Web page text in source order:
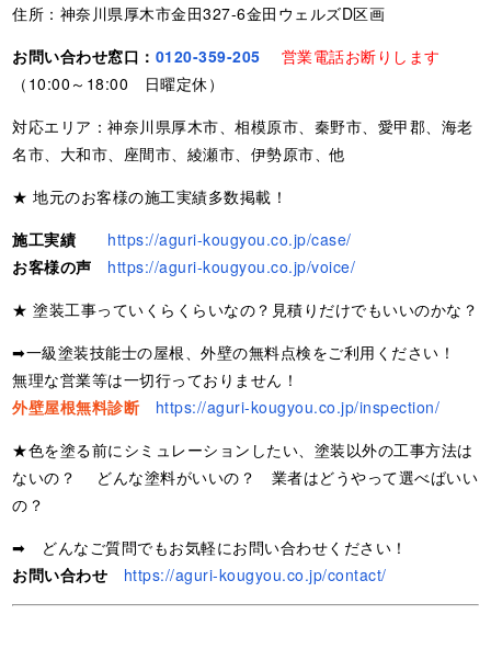
住所：神奈川県厚木市金田327-6金田ウェルズD区画
お問い合わせ窓口： 0120-359-205
営業電話お断りします
（10:00～18:00 日曜定休）
対応エリア：神奈川県厚木市、相模原市、秦野市、愛甲郡、海老
名市、大和市、座間市、綾瀬市、伊勢原市、他
★ 地元のお客様の施工実績多数掲載！
施工実績
https://aguri-kougyou.co.jp/case/
お客様の声
https://aguri-kougyou.co.jp/voice/
★ 塗装工事っていくらくらいなの？見積りだけでもいいのかな？
➡一級塗装技能士の屋根、外壁の無料点検をご利用ください！
無理な営業等は一切行っておりません！
外壁屋根無料診断
https://aguri-kougyou.co.jp/inspection/
★色を塗る前にシミュレーションしたい、塗装以外の工事方法は
ないの？ どんな塗料がいいの？ 業者はどうやって選べばいい
の？
➡ どんなご質問でもお気軽にお問い合わせください！
お問い合わせ
https://aguri-kougyou.co.jp/contact/